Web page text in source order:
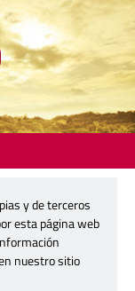
del
y de terceros
esta página web
nuestro sitio